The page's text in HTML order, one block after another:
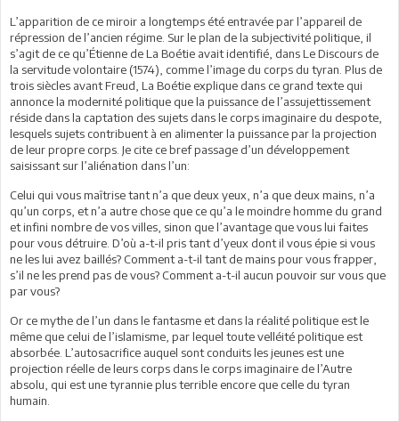
L’apparition de ce miroir a longtemps été entravée par l’appareil de
répression de l’ancien régime. Sur le plan de la subjectivitépolitique, il
s’agit de ce qu’Étienne de La Boétie avait identifié, dansLe Discours de
la servitude volontaire (1574), comme l’image du corps du tyran. Plus de
trois siècles avant Freud, La Boétie explique dans ce grand texte qui
annonce la modernité politique que la puissance de l’assujettissement
réside dans la captation des sujets dans le corps imaginaire du despote,
lesquels sujets contribuent à en alimenter la puissance par la projection
de leur propre corps. Je cite ce bref passage d’un développement
saisissant sur l’aliénation dans l’un:
Celui qui vous maîtrise tant n’a que deux yeux, n’a que deux mains, n’a
qu’un corps, et n’a autre chose que ce qu’a le moindre homme du grand
et infini nombre de vos villes, sinon que l’avantage que vous lui faites
pour vous détruire. D’où a-t-il pris tant d’yeux dont il vous épie si vous
ne les lui avez baillés? Comment a-t-il tant de mains pour vous frapper,
s’il ne les prend pas de vous? Comment a-t-il aucun pouvoir sur vous que
par vous?
Or ce mythe de l’un dans le fantasme et dans la réalité politique est le
même que celui de l’islamisme, par lequel toute velléité politique est
absorbée. L’autosacrifice auquel sont conduits lesjeunes est une
projection réelle de leurs corps dans le corps imaginaire de l’Autre
absolu, qui est une tyrannie plus terrible encore que celle du tyran
humain.